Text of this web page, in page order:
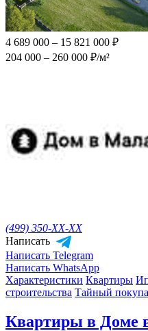
4 689 000 – 15 821 000 ₽
204 000 – 260 000 ₽/м²
(499) 350-XX-XX
Написать
Написать Telegram
Написать WhatsApp
Характеристики Квартиры
строительства Тайный
Квартиры в Доме